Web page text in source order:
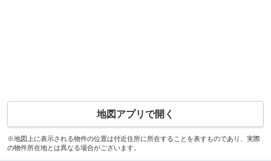
地図アプリで開く
※地図上に表示される物件の位置は付近住所に所在することを表すものであり、実際
の物件所在地とは異なる場合がございます。